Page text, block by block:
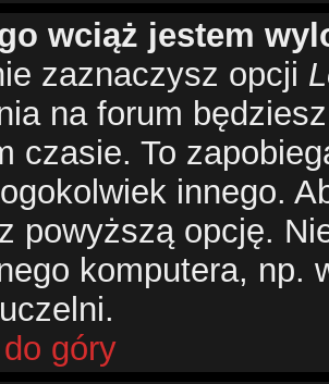
wciąż jestem
zaznaczysz opcji
na forum
czasie. To
innego.
powyższą opcję.
komputera, np.
góry